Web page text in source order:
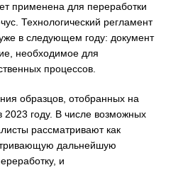
применена для переработки
Технологический регламент
в следующем году: документ
необходимое для
процессов.
образцов, отобранных на
2023 году. В числе возможных
рассматривают как
дальнейшую
и